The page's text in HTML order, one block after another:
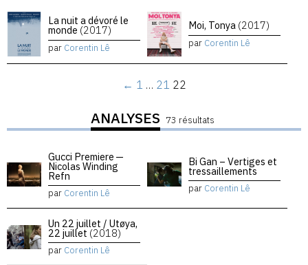
La nuit a dévoré le
monde (2017)
par Corentin Lê
Moi, Tonya (2017)
par Corentin Lê
← 1 … 21 22
ANALYSES 73 résultats
Gucci Premiere —
Nicolas Winding
Refn
par Corentin Lê
Bi Gan – Vertiges et
tressaillements
par Corentin Lê
Un 22 juillet / Utøya,
22 juillet (2018)
par Corentin Lê